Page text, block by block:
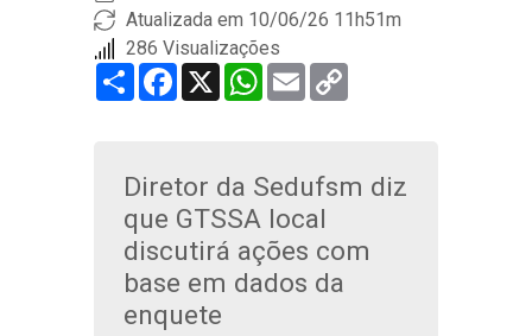
Atualizada em 10/06/26 11h51m
286 Visualizações
Share Facebook
X WhatsApp
Email
Diretor da Sedufsm diz
que GTSSA local
discutirá ações com
base em dados da
enquete